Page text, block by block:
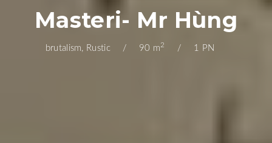
Masteri- Mr Hùng
brutalism, Rustic 90 m2 1 PN